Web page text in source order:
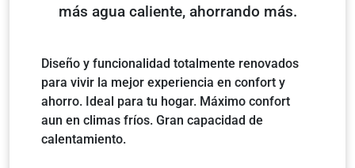
más agua caliente, ahorrando más.
Diseño y funcionalidad totalmente renovados
para vivir la mejor experiencia en confort y
ahorro. Ideal para tu hogar. Máximo confort
aun en climas fríos. Gran capacidad de
calentamiento.